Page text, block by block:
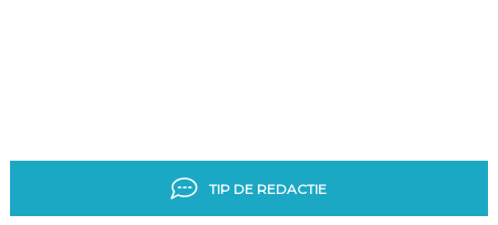
TIP DE REDACTIE